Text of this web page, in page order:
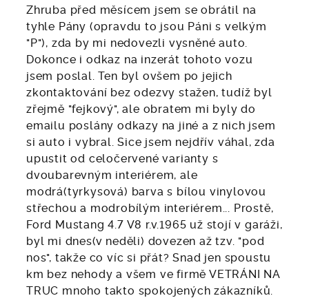
Zhruba před měsícem jsem se obrátil na
tyhle Pány (opravdu to jsou Páni s velkým
"P"), zda by mi nedovezli vysněné auto.
Dokonce i odkaz na inzerát tohoto vozu
jsem poslal. Ten byl ovšem po jejich
zkontaktování bez odezvy stažen, tudíž byl
zřejmě "fejkový", ale obratem mi byly do
emailu poslány odkazy na jiné a z nich jsem
si auto i vybral. Sice jsem nejdřív váhal, zda
upustit od celočervené varianty s
dvoubarevným interiérem, ale
modrá(tyrkysová) barva s bílou vinylovou
střechou a modrobílým interiérem... Prostě,
Ford Mustang 4.7 V8 r.v.1965 už stojí v garáži,
byl mi dnes(v neděli) dovezen až tzv. "pod
nos", takže co víc si přát? Snad jen spoustu
km bez nehody a všem ve firmě VETRÁNI NA
TRUC mnoho takto spokojených zákazníků.